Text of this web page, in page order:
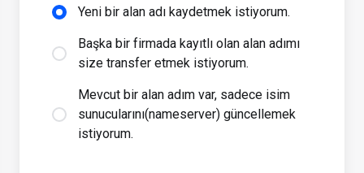
Yeni bir alan adı kaydetmek istiyorum.
Başka bir firmada kayıtlı olan alan adımı
size transfer etmek istiyorum.
Mevcut bir alan adım var, sadece isim
sunucularını(nameserver) güncellemek
istiyorum.